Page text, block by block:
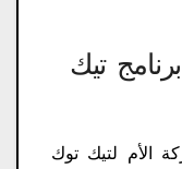
تيك
الشركة الأم لتيك توك